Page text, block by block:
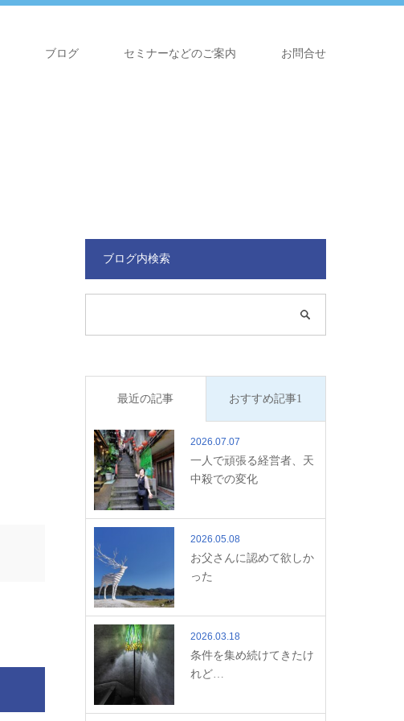
ブログ セミナーなどのご案内 お問合せ
ブログ内検索
最近の記事 おすすめ記事1
2026.07.07
一人で頑張る経営者、天
中殺での変化
2026.05.08
お父さんに認めて欲しか
った
2026.03.18
条件を集め続けてきたけ
れど…